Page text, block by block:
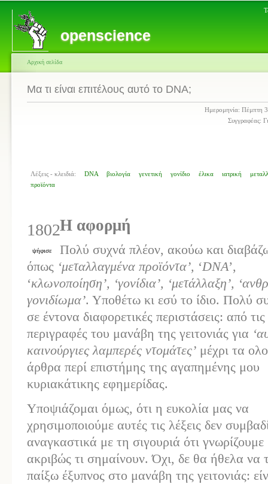
openscience
Αρχική σελίδα
Μα τι είναι επιτέλους αυτό το DNA;
Ημερομηνία: Πέμπτη
Συγγραφέας:
Λέξεις - κλειδιά: DNA βιολογία γενετική γονίδιο έλικα ιατρική
προϊόντα
1802
ψήφισε
Η αφορμή
Πολύ συχνά πλέον, ακούω και
όπως ‘μεταλλαγμένα προϊόντα’, ‘DNA’,
‘κλωνοποίηση’, ‘γονίδια’, ‘μετάλλαξη’,
γονιδίωμα’. Υποθέτω κι εσύ το ίδιο. Πολύ
σε έντονα διαφορετικές περιστάσεις: από τις
περιγραφές του μανάβη της γειτονιάς για
καινούργιες λαμπερές ντομάτες’ μέχρι τα
άρθρα περί επιστήμης της αγαπημένης μου
κυριακάτικης εφημερίδας.
Υποψιάζομαι όμως, ότι η ευκολία μας να
χρησιμοποιούμε αυτές τις λέξεις δεν
αναγκαστικά με τη σιγουριά ότι γνωρίζουμε
ακριβώς τι σημαίνουν. Όχι, δε θα ήθελα να
παίξω έξυπνος στο μανάβη της γειτονιάς: